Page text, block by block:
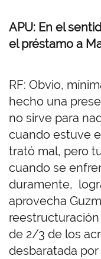
APU: En el
el préstamo a
RF: Obvio,
hecho una
no sirve para
cuando estuve
trató mal, pero
cuando se
duramente,
aprovecha
de 2/3 de los
desbaratada